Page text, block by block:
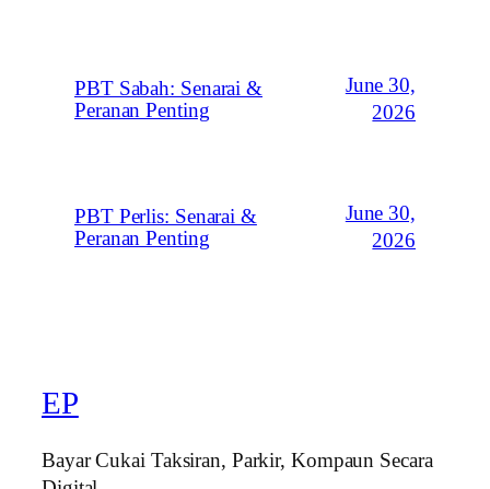
PBT Sabah: Senarai &
Peranan Penting
June 30,
2026
PBT Perlis: Senarai &
Peranan Penting
June 30,
2026
EP
Bayar Cukai Taksiran, Parkir, Kompaun Secara